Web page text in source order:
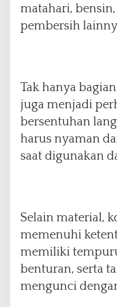
matahari,
pembersih
Tak hanya
juga menjadi
bersentuhan
harus nyaman
saat digunakan
Selain material,
memenuhi
memiliki
benturan, serta
mengunci